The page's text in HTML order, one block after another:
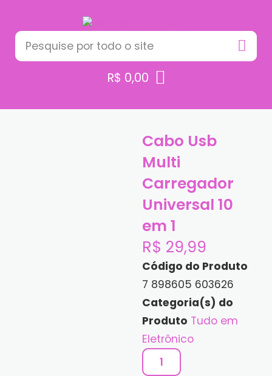
R$ 0,00
Cabo Usb
Multi
Carregador
Universal 10
em 1
R$ 29,99
Código do Produto
7 898605 603626
Categoria(s) do
Produto Tudo em
Eletrônico